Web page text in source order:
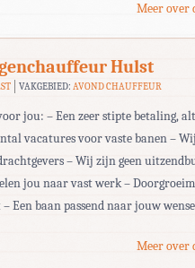
Meer over
Hulst
VAKGEBIED:AVOND CHAUFFEUR
jou: – Een zeer stipte betaling,
vacatures voor vaste banen –
– Wij zijn geen
jou naar vast werk –
Een baan passend naar jouw
Meer over